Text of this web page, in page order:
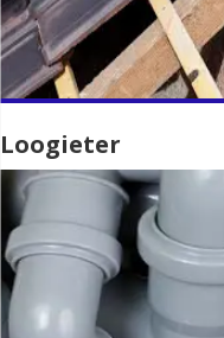
Loogieter